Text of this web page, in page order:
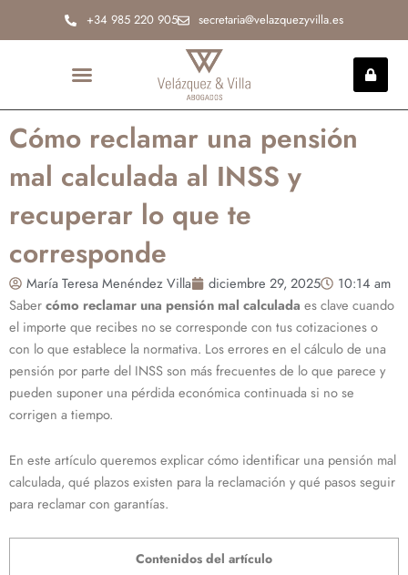
+34 985 220 905 secretaria@velazquezyvilla.es
Cómo reclamar una pensión
mal calculada al INSS y
recuperar lo que te
corresponde
María Teresa Menéndez Villa diciembre 29, 2025
10:14 am
Sabercómo reclamar una pensión mal calculada es clave cuando
el importe que recibes no se corresponde con tus cotizaciones o
con lo que establece la normativa. Los errores en el cálculo de una
pensión por parte del INSS son más frecuentes de lo que parece y
pueden suponer una pérdida económica continuada si no se
corrigen a tiempo.
En este artículo queremos explicar cómo identificar una pensión mal
calculada, qué plazos existen para la reclamación y qué pasos seguir
para reclamar con garantías.
Contenidos del artículo